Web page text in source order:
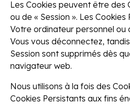
Les Cookies peuvent être des
ou de « Session ». Les
Votre ordinateur personnel ou
Vous vous déconnectez,
Session sont supprimés dès
navigateur web.
Nous utilisons à la fois des
Cookies Persistants aux fins